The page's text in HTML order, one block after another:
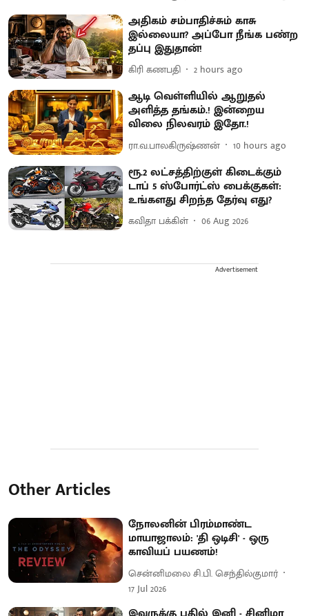
அதிகம் சம்பாதிச்சும் காசு
இல்லையா? அப்போ நீங்க பண்ற
தப்பு இதுதான்!
கிரி கணபதி 2 hours ago
ஆடி வெள்ளியில் ஆறுதல்
அளித்த தங்கம்.! இன்றைய
விலை நிலவரம் இதோ.!
ரா.வ.பாலகிருஷ்ணன் 10 hours ago
ரூ.2 லட்சத்திற்குள் கிடைக்கும்
டாப் 5 ஸ்போர்ட்ஸ் பைக்குகள்:
உங்களது சிறந்த தேர்வு எது?
கவிதா பக்கிள் 06 Aug 2026
Advertisement
Other Articles
நோலனின் பிரம்மாண்ட
மாயாஜாலம்: 'தி ஒடிசி' - ஒரு
காவியப் பயணம்!
சென்னிமலை சி.பி. செந்தில்குமார்
17 Jul 2026